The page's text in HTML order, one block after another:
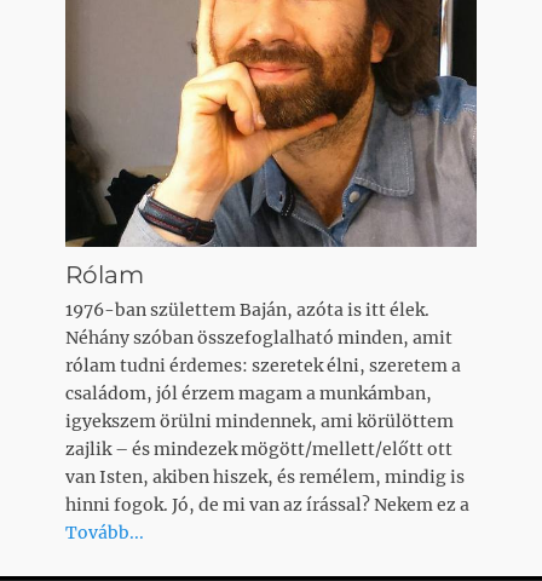
Rólam
1976-ban születtem Baján, azóta is itt élek.
Néhány szóban összefoglalható minden, amit
rólam tudni érdemes: szeretek élni, szeretem a
családom, jól érzem magam a munkámban,
igyekszem örülni mindennek, ami körülöttem
zajlik – és mindezek mögött/mellett/előtt ott
van Isten, akiben hiszek, és remélem, mindig is
hinni fogok. Jó, de mi van az írással? Nekem ez a
Tovább...